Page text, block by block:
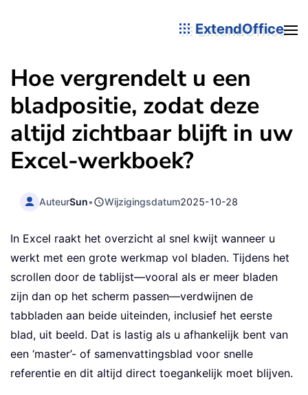
ExtendOffice
Hoe vergrendelt u een
bladpositie, zodat deze
altijd zichtbaar blijft in uw
Excel-werkboek?
AuteurSun• Wijzigingsdatum2025-10-28
In Excel raakt het overzicht al snel kwijt wanneer u
werkt met een grote werkmap vol bladen. Tijdens het
scrollen door de tablijst—vooral als er meer bladen
zijn dan op het scherm passen—verdwijnen de
tabbladen aan beide uiteinden, inclusief het eerste
blad, uit beeld. Dat is lastig als u afhankelijk bent van
een ‘master’- of samenvattingsblad voor snelle
referentie en dit altijd direct toegankelijk moet blijven.